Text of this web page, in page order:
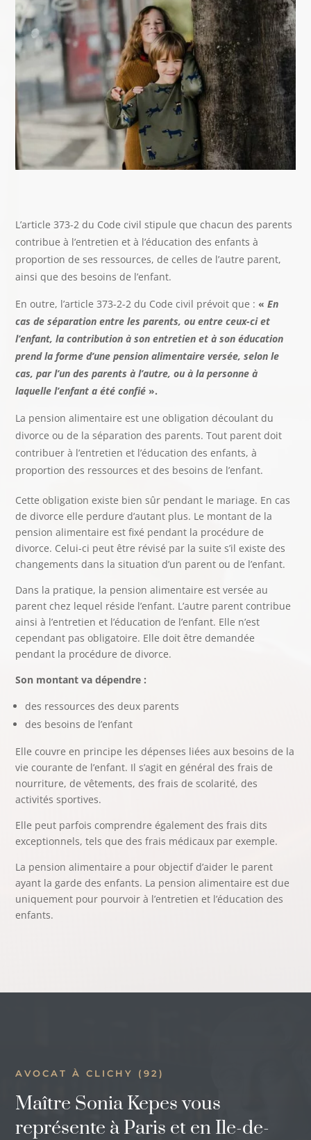
L’article 373-2 du Code civil stipule que chacun des parents
contribue à l’entretien et à l’éducation des enfants à
proportion de ses ressources, de celles de l’autre parent,
ainsi que des besoins de l’enfant.
En outre, l’article 373-2-2 du Code civil prévoit que : «En
cas de séparation entre les parents, ou entre ceux-ci et
l’enfant, la contribution à son entretien et à son éducation
prend la forme d’une pension alimentaire versée, selon le
cas, par l’un des parents à l’autre, ou à la personne à
laquelle l’enfant a été confié ».
La pension alimentaire est une obligation découlant du
divorce ou de la séparation des parents. Tout parent doit
contribuer à l’entretien et l’éducation des enfants, à
proportion des ressources et des besoins de l’enfant.
Cette obligation existe bien sûr pendant le mariage. En cas
de divorce elle perdure d’autant plus. Le montant de la
pension alimentaire est fixé pendant la procédure de
divorce. Celui-ci peut être révisé par la suite s’il existe des
changements dans la situation d’un parent ou de l’enfant.
Dans la pratique, la pension alimentaire est versée au
parent chez lequel réside l’enfant. L’autre parent contribue
ainsi à l’entretien et l’éducation de l’enfant. Elle n’est
cependant pas obligatoire. Elle doit être demandée
pendant la procédure de divorce.
Son montant va dépendre :
des ressources des deux parents
des besoins de l’enfant
Elle couvre en principe les dépenses liées aux besoins de la
vie courante de l’enfant. Il s’agit en général des frais de
nourriture, de vêtements, des frais de scolarité, des
activités sportives.
Elle peut parfois comprendre également des frais dits
exceptionnels, tels que des frais médicaux par exemple.
La pension alimentaire a pour objectif d’aider le parent
ayant la garde des enfants. La pension alimentaire est due
uniquement pour pourvoir à l’entretien et l’éducation des
enfants.
AVOCAT À CLICHY (92)
Maître Sonia Kepes vous
représente à Paris et en Ile-de-